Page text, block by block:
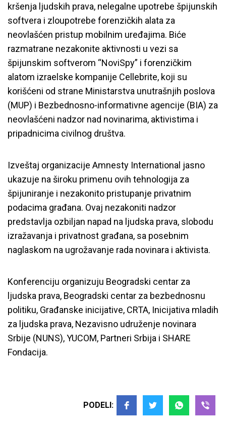
kršenja ljudskih prava, nelegalne upotrebe špijunskih
softvera i zloupotrebe forenzičkih alata za
neovlašćen pristup mobilnim uređajima. Biće
razmatrane nezakonite aktivnosti u vezi sa
špijunskim softverom “NoviSpy” i forenzičkim
alatom izraelske kompanije Cellebrite, koji su
korišćeni od strane Ministarstva unutrašnjih poslova
(MUP) i Bezbednosno-informativne agencije (BIA) za
neovlašćeni nadzor nad novinarima, aktivistima i
pripadnicima civilnog društva.
Izveštaj organizacije Amnesty International jasno
ukazuje na široku primenu ovih tehnologija za
špijuniranje i nezakonito pristupanje privatnim
podacima građana. Ovaj nezakoniti nadzor
predstavlja ozbiljan napad na ljudska prava, slobodu
izražavanja i privatnost građana, sa posebnim
naglaskom na ugrožavanje rada novinara i aktivista.
Konferenciju organizuju Beogradski centar za
ljudska prava, Beogradski centar za bezbednosnu
politiku, Građanske inicijative, CRTA, Inicijativa mladih
za ljudska prava, Nezavisno udruženje novinara
Srbije (NUNS), YUCOM, Partneri Srbija i SHARE
Fondacija.
PODELI: